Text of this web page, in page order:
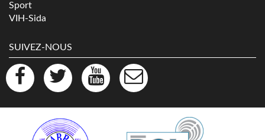
Sport
VIH-Sida
SUIVEZ-NOUS